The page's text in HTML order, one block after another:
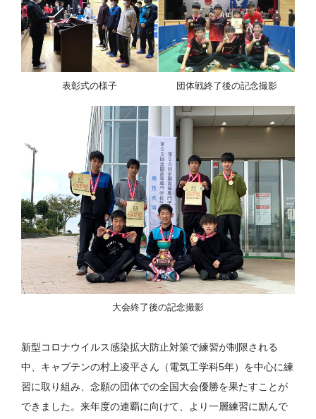
表彰式の様子 団体戦終了後の記念撮影
大会終了後の記念撮影
新型コロナウイルス感染拡大防止対策で練習が制限される
中、キャプテンの村上凌平さん（電気工学科5年）を中心に練
習に取り組み、念願の団体での全国大会優勝を果たすことが
できました。来年度の連覇に向けて、より一層練習に励んで